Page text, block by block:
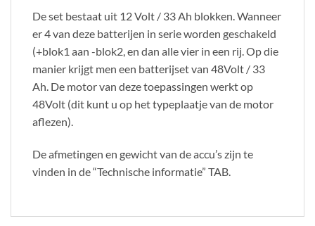
De set bestaat uit 12 Volt / 33 Ah blokken. Wanneer
er 4 van deze batterijen in serie worden geschakeld
(+blok1 aan -blok2, en dan alle vier in een rij. Op die
manier krijgt men een batterijset van 48Volt / 33
Ah. De motor van deze toepassingen werkt op
48Volt (dit kunt u op het typeplaatje van de motor
aflezen).
De afmetingen en gewicht van de accu’s zijn te
vinden in de “Technische informatie” TAB.